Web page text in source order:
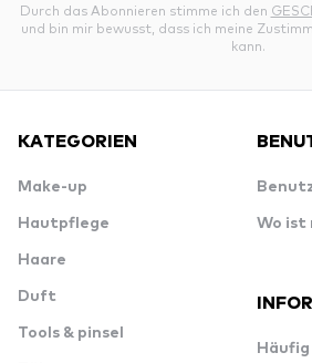
Durch das Abonnieren stimme ich den
und bin mir bewusst, dass ich meine
kann.
KATEGORIEN
Make-up
Hautpflege
Haare
Duft
Tools & pinsel
Wo ist